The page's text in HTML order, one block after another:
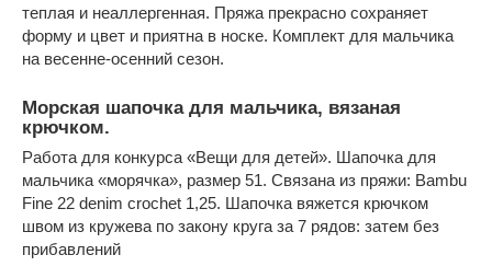
теплая и неаллергенная. Пряжа прекрасно сохраняет
форму и цвет и приятна в носке. Комплект для мальчика
на весенне-осенний сезон.
Морская шапочка для мальчика, вязаная
крючком.
Работа для конкурса «Вещи для детей». Шапочка для
мальчика «морячка», размер 51. Связана из пряжи: Bambu
Fine 22 denim crochet 1,25. Шапочка вяжется крючком
швом из кружева по закону круга за 7 рядов: затем без
прибавлений